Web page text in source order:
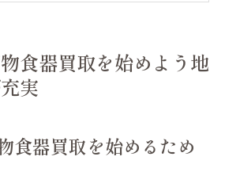
スムーズな買取手続きの流れ
での買取査定の活用法
ビスの活用で得られる利点
食器買取を始めよう地
実
食器買取を始めるため